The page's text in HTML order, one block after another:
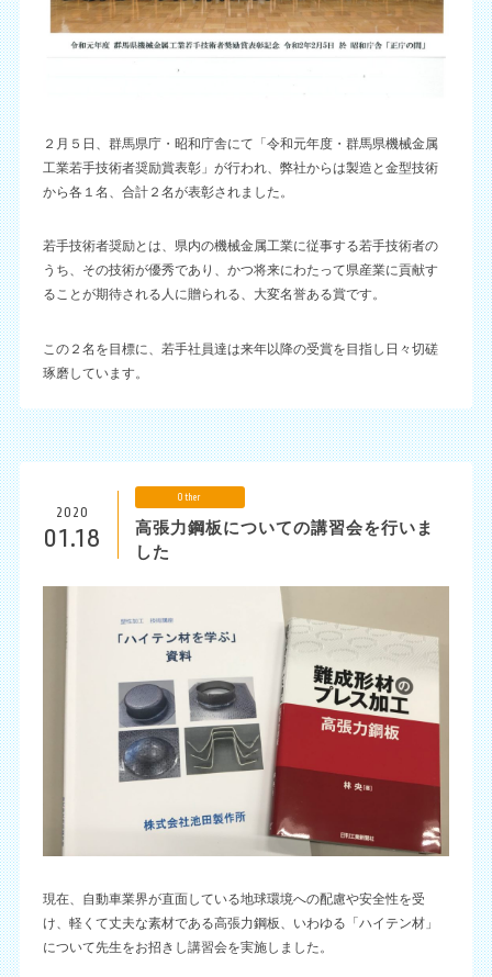
２月５日、群馬県庁・昭和庁舎にて「令和元年度・群馬県機械金属
工業若手技術者奨励賞表彰」が行われ、弊社からは製造と金型技術
から各１名、合計２名が表彰されました。
若手技術者奨励とは、県内の機械金属工業に従事する若手技術者の
うち、その技術が優秀であり、かつ将来にわたって県産業に貢献す
ることが期待される人に贈られる、大変名誉ある賞です。
この２名を目標に、若手社員達は来年以降の受賞を目指し日々切磋
琢磨しています。
2020
01.18
Other
高張力鋼板についての講習会を行いま
した
現在、自動車業界が直面している地球環境への配慮や安全性を受
け、軽くて丈夫な素材である高張力鋼板、いわゆる「ハイテン材」
について先生をお招きし講習会を実施しました。